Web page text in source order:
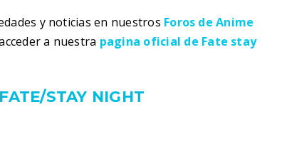
y noticias en nuestros Foros de Anime
a nuestra pagina oficial de Fate stay
STAY NIGHT